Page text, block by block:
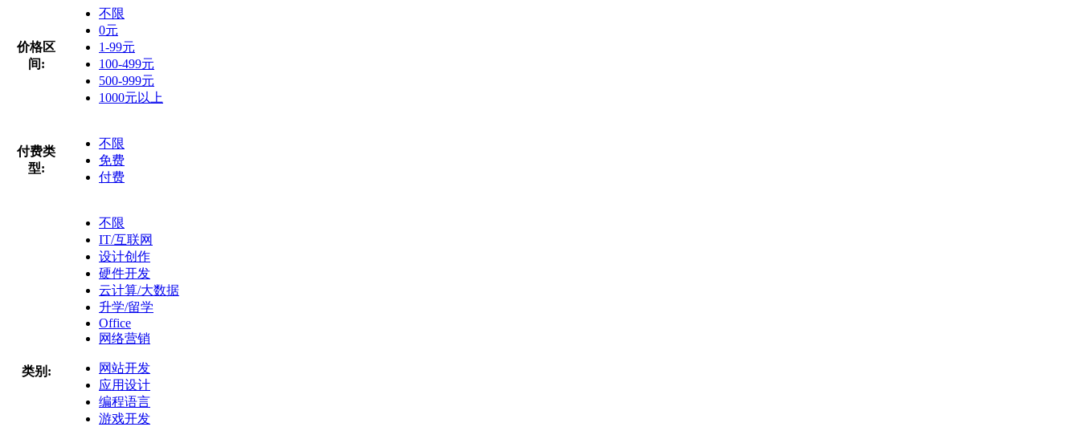
价格区
间:
不限
0元
1-99元
100-499元
500-999元
1000元以上
付费类
型:
不限
免费
付费
类别:
不限
IT/互联网
设计创作
硬件开发
云计算/大数据
升学/留学
Office
网络营销
网站开发
应用设计
编程语言
游戏开发